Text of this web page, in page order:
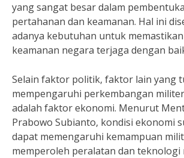
yang sangat besar dalam
pertahanan dan keamanan. Hal ini
adanya kebutuhan untuk
keamanan negara terjaga dengan
Selain faktor politik, faktor lain yang
mempengaruhi perkembangan
adalah faktor ekonomi. Menurut
Prabowo Subianto, kondisi ekonomi
dapat memengaruhi kemampuan
memperoleh peralatan dan teknologi